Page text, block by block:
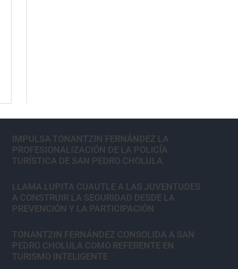
IMPULSA TONANTZIN FERNÁNDEZ LA
PROFESIONALIZACIÓN DE LA POLICÍA
TURÍSTICA DE SAN PEDRO CHOLULA
LLAMA LUPITA CUAUTLE A LAS JUVENTUDES
A CONSTRUIR LA SEGURIDAD DESDE LA
PREVENCIÓN Y LA PARTICIPACIÓN
TONANTZIN FERNÁNDEZ CONSOLIDA A SAN
PEDRO CHOLULA COMO REFERENTE EN
TURISMO INTELIGENTE